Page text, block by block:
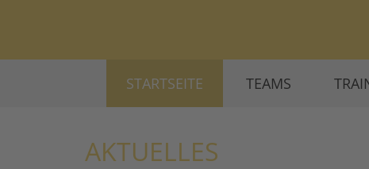
STARTSEITE TEAMS
AKTUELLES